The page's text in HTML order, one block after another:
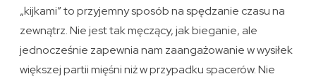
„kijkami” to przyjemny sposób na spędzanie czasu na
zewnątrz. Nie jest tak męczący, jak bieganie, ale
jednocześnie zapewnia nam zaangażowanie w wysiłek
większej partii mięśni niż w przypadku spacerów. Nie